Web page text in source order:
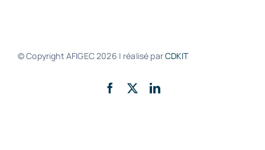
© Copyright AFIGEC2026 | réalisé parCDKIT